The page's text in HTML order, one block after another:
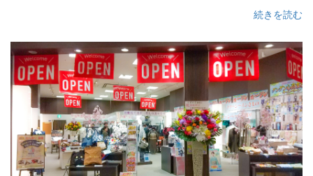
続きを読む